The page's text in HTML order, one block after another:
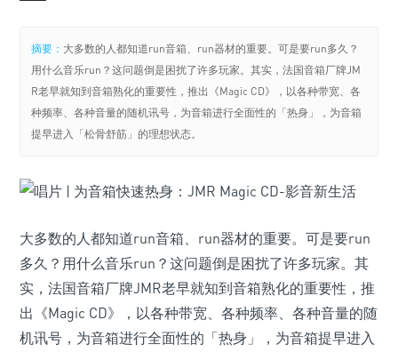
摘要： 大多数的人都知道run音箱、run器材的重要。可是要run多久？
用什么音乐run？这问题倒是困扰了许多玩家。其实，法国音箱厂牌JM
R老早就知到音箱熟化的重要性，推出《Magic CD》，以各种带宽、各
种频率、各种音量的随机讯号，为音箱进行全面性的「热身」，为音箱
提早进入「松骨舒筋」的理想状态。
大多数的人都知道run音箱、run器材的重要。可是要run
多久？用什么音乐run？这问题倒是困扰了许多玩家。其
实，法国音箱厂牌JMR老早就知到音箱熟化的重要性，推
出《Magic CD》，以各种带宽、各种频率、各种音量的随
机讯号，为音箱进行全面性的「热身」，为音箱提早进入